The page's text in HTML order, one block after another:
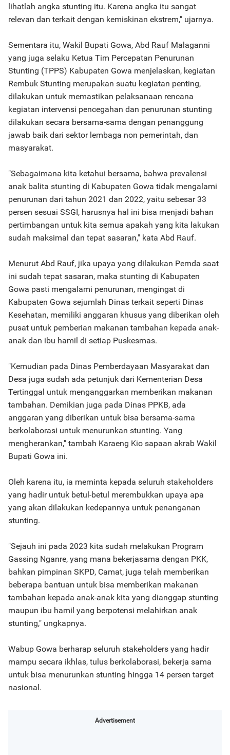
lihatlah angka stunting itu. Karena angka itu sangat
relevan dan terkait dengan kemiskinan ekstrem," ujarnya.
Sementara itu, Wakil Bupati Gowa, Abd Rauf Malaganni
yang juga selaku Ketua Tim Percepatan Penurunan
Stunting (TPPS) Kabupaten Gowa menjelaskan, kegiatan
Rembuk Stunting merupakan suatu kegiatan penting,
dilakukan untuk memastikan pelaksanaan rencana
kegiatan intervensi pencegahan dan penurunan stunting
dilakukan secara bersama-sama dengan penanggung
jawab baik dari sektor lembaga non pemerintah, dan
masyarakat.
"Sebagaimana kita ketahui bersama, bahwa prevalensi
anak balita stunting di Kabupaten Gowa tidak mengalami
penurunan dari tahun 2021 dan 2022, yaitu sebesar 33
persen sesuai SSGI, harusnya hal ini bisa menjadi bahan
pertimbangan untuk kita semua apakah yang kita lakukan
sudah maksimal dan tepat sasaran," kata Abd Rauf.
Menurut Abd Rauf, jika upaya yang dilakukan Pemda saat
ini sudah tepat sasaran, maka stunting di Kabupaten
Gowa pasti mengalami penurunan, mengingat di
Kabupaten Gowa sejumlah Dinas terkait seperti Dinas
Kesehatan, memiliki anggaran khusus yang diberikan oleh
pusat untuk pemberian makanan tambahan kepada anak-
anak dan ibu hamil di setiap Puskesmas.
"Kemudian pada Dinas Pemberdayaan Masyarakat dan
Desa juga sudah ada petunjuk dari Kementerian Desa
Tertinggal untuk menganggarkan memberikan makanan
tambahan. Demikian juga pada Dinas PPKB, ada
anggaran yang diberikan untuk bisa bersama-sama
berkolaborasi untuk menurunkan stunting. Yang
mengherankan," tambah Karaeng Kio sapaan akrab Wakil
Bupati Gowa ini.
Oleh karena itu, ia meminta kepada seluruh stakeholders
yang hadir untuk betul-betul merembukkan upaya apa
yang akan dilakukan kedepannya untuk penanganan
stunting.
"Sejauh ini pada 2023 kita sudah melakukan Program
Gassing Nganre, yang mana bekerjasama dengan PKK,
bahkan pimpinan SKPD, Camat, juga telah memberikan
beberapa bantuan untuk bisa memberikan makanan
tambahan kepada anak-anak kita yang dianggap stunting
maupun ibu hamil yang berpotensi melahirkan anak
stunting," ungkapnya.
Wabup Gowa berharap seluruh stakeholders yang hadir
mampu secara ikhlas, tulus berkolaborasi, bekerja sama
untuk bisa menurunkan stunting hingga 14 persen target
nasional.
Advertisement